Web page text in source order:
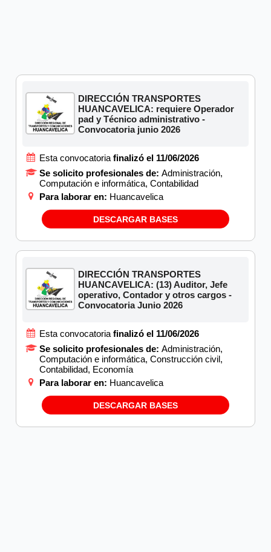
DIRECCIÓN TRANSPORTES
HUANCAVELICA: requiere Operador
pad y Técnico administrativo -
Convocatoria junio 2026
Esta convocatoriafinalizó el 11/06/2026
Se solicito profesionales de: Administración,
Computación e informática, Contabilidad
Para laborar en: Huancavelica
DESCARGAR BASES
DIRECCIÓN TRANSPORTES
HUANCAVELICA: (13) Auditor, Jefe
operativo, Contador y otros cargos -
Convocatoria Junio 2026
Esta convocatoria finalizó el 11/06/2026
Se solicito profesionales de: Administración,
Computación e informática, Construcción civil,
Contabilidad, Economía
Para laborar en: Huancavelica
DESCARGAR BASES